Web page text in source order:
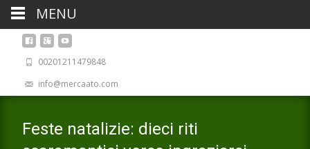
00201211479848
info@mercaato.com
Feste natalizie: dieci riti
MENU